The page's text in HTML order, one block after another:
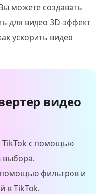
можете создавать
для видео 3D-эффект
ускорить видео
видео
TikTok с помощью
выбора.
помощью фильтров и
в TikTok.